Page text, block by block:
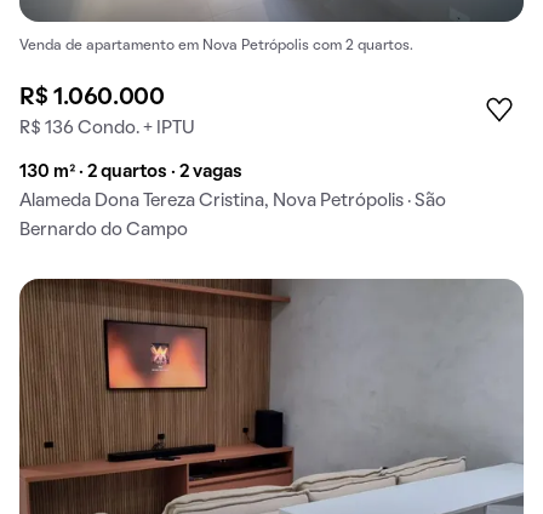
Venda de apartamento em Nova Petrópolis com 2 quartos.
R$ 1.060.000
R$ 136 Condo. + IPTU
130 m² · 2 quartos · 2 vagas
Alameda Dona Tereza Cristina, Nova Petrópolis · São
Bernardo do Campo